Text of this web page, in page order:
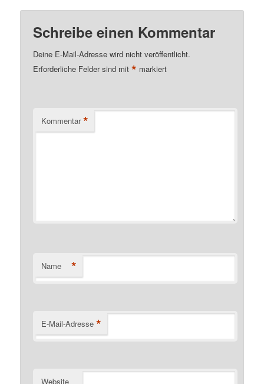
Schreibe einen Kommentar
Deine E-Mail-Adresse wird nicht veröffentlicht.
Erforderliche Felder sind mit* markiert
Kommentar *
Name *
E-Mail-Adresse *
Website